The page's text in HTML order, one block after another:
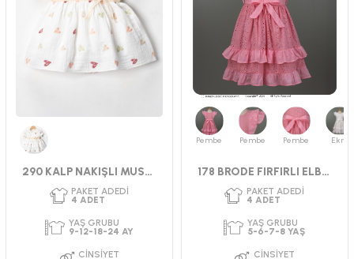
290 KALP NAKIŞLI MUSLİN ELBİSE 9-24 AY
Pembe Pembe Pembe Ekru
178 BRODE FIRFIRLI ELBİSE